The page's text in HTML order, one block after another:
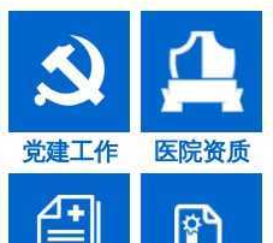
党建工作 医院资质